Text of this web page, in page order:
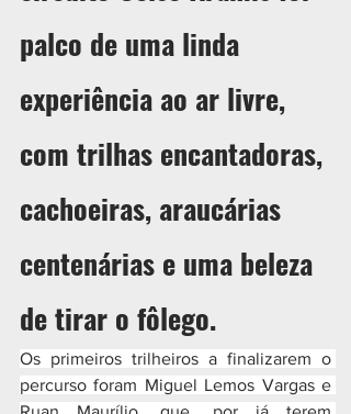
palco de uma linda
experiência ao ar livre,
com trilhas encantadoras,
cachoeiras, araucárias
centenárias e uma beleza
de tirar o fôlego.
Os primeiros trilheiros a finalizarem o
percurso foram Miguel Lemos Vargas e